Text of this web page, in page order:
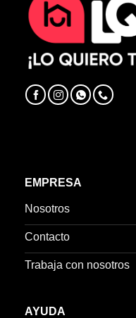
EMPRESA
Nosotros
Contacto
Trabaja con nosotros
AYUDA